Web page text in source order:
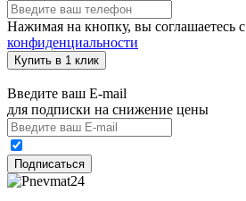
Нажимая на кнопку, вы соглашаетесь с
конфиденциальности
Купить в 1 клик
Введите ваш E-mail
для подписки на снижение цены
Подписаться